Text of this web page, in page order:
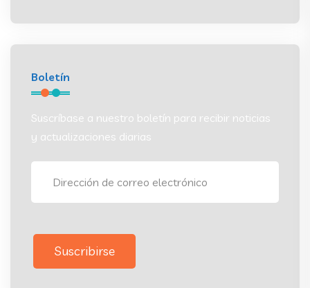
Boletín
Suscríbase a nuestro boletín para recibir noticias
y actualizaciones diarias
Suscribirse